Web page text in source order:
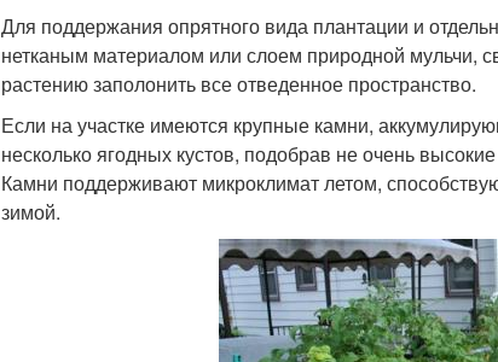
Для поддержания опрятного вида плантации и
нетканым материалом или слоем природной мульчи,
растению заполонить все отведенное пространство.
Если на участке имеются крупные камни,
несколько ягодных кустов, подобрав не очень
Камни поддерживают микроклимат летом,
зимой.